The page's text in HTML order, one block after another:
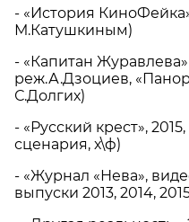
- «История
М.Катушкиным)
- «Капитан
реж.А.Дзоциев,
С.Долгих)
- «Русский крест»,
сценария, х\ф)
- «Журнал «Нева»,
выпуски 2013, 2014,